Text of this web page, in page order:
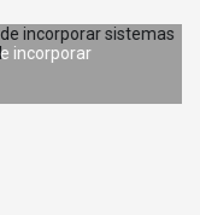
incorporar
y segura sin